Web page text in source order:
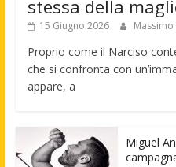
stessa della
15 Giugno 2026
Proprio come il Narciso
che si confronta con
appare, a
Miguel